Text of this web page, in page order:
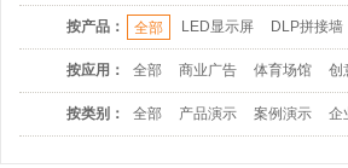
按产品： 全部 LED显示屏 DLP拼接墙
按应用： 全部 商业广告 体育场馆 创
按类别： 全部 产品演示 案例演示 企